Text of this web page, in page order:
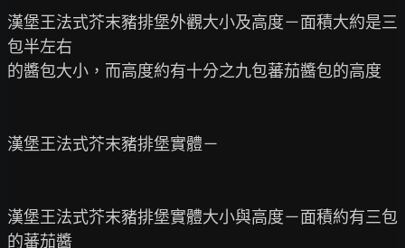
漢堡王法式芥末豬排堡外觀大小及高度－面積大約是三
包半左右
的醬包大小，而高度約有十分之九包蕃茄醬包的高度
漢堡王法式芥末豬排堡實體－
漢堡王法式芥末豬排堡實體大小與高度－面積約有三包
的蕃茄醬